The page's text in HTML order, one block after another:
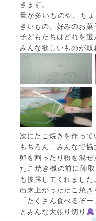
きます。
量が多いものや、ち
きいもの、好みのお菓
子どもたちはどれを選
みんな欲しいものが取
次にたこ焼きを作って
もちろん、みんなで協
卵を割ったり粉を混ぜ
たこ焼き機の前に陣
も披露してくれました
出来上がったたこ焼き
「たくさん食べるぞー
とみんな大張り切り